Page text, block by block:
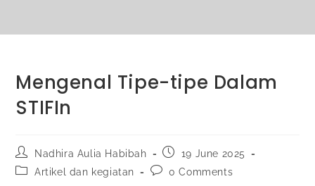
Mengenal Tipe-tipe Dalam
STIFIn
Nadhira Aulia Habibah
19 June 2025
Artikel dan kegiatan
0 Comments